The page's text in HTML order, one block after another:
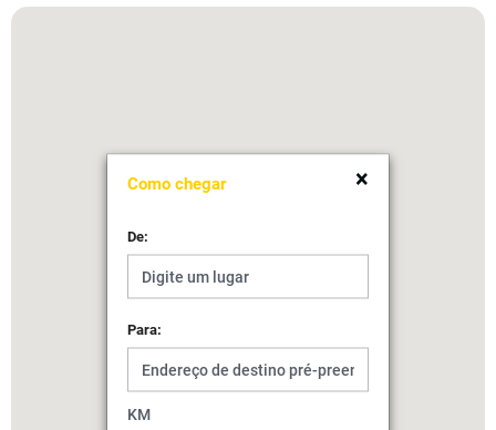
Como chegar ×
De:
Para:
KM